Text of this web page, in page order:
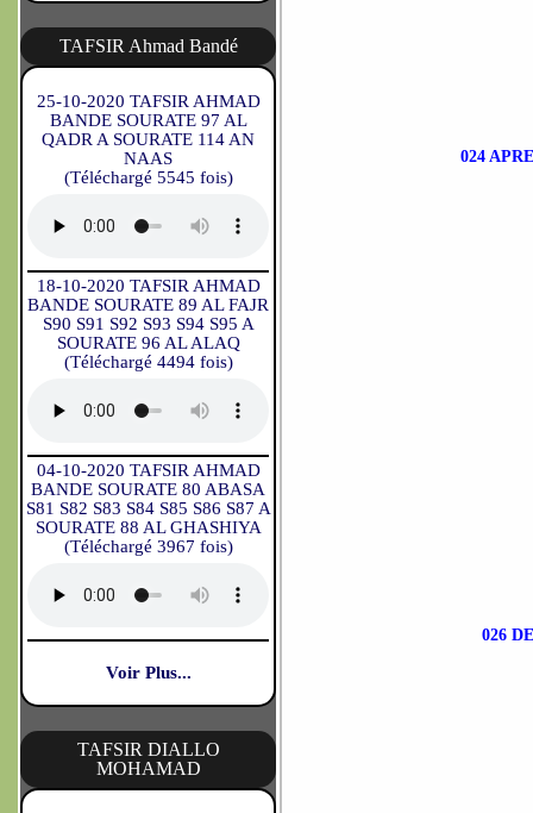
TAFSIR Ahmad Bandé
25-10-2020 TAFSIR AHMAD
BANDE SOURATE 97 AL
QADR A SOURATE 114 AN
NAAS
(Téléchargé 5545 fois)
18-10-2020 TAFSIR AHMAD
BANDE SOURATE 89 AL FAJR
S90 S91 S92 S93 S94 S95 A
SOURATE 96 AL ALAQ
(Téléchargé 4494 fois)
04-10-2020 TAFSIR AHMAD
BANDE SOURATE 80 ABASA
S81 S82 S83 S84 S85 S86 S87 A
SOURATE 88 AL GHASHIYA
(Téléchargé 3967 fois)
Voir Plus...
TAFSIR DIALLO
MOHAMAD
024
026